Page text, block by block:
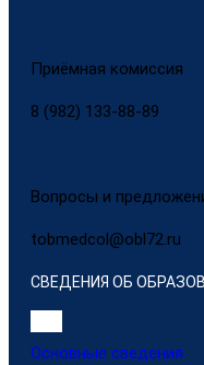
Приёмная комиссия
8 (982) 133-88-89
Вопросы и
tobmedcol@obl72.ru
СВЕДЕНИЯ ОБ
Основные сведения